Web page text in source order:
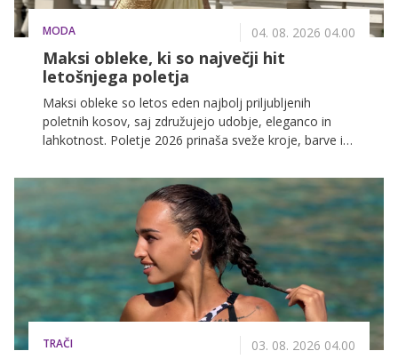
MODA 04. 08. 2026 04.00
Maksi obleke, ki so največji hit
letošnjega poletja
Maksi obleke so letos eden najbolj priljubljenih
poletnih kosov, saj združujejo udobje, eleganco in
lahkotnost. Poletje 2026 prinaša sveže kroje, barve in
trendov.
TRAČI 03. 08. 2026 04.00